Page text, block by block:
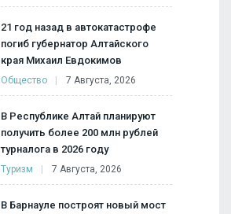
21 год назад в автокатастрофе
погиб губернатор Алтайского
края Михаил Евдокимов
Общество 7 Августа, 2026
В Республике Алтай планируют
получить более 200 млн рублей
турналога в 2026 году
Туризм 7 Августа, 2026
В Барнауле построят новый мост